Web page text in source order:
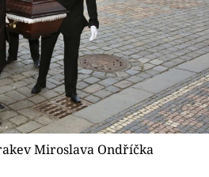
Miroslava Ondříčka